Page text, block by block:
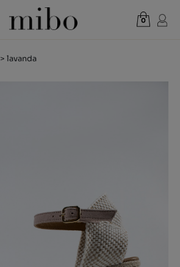
0
WARENKORB ANZEIGEN
> lavanda